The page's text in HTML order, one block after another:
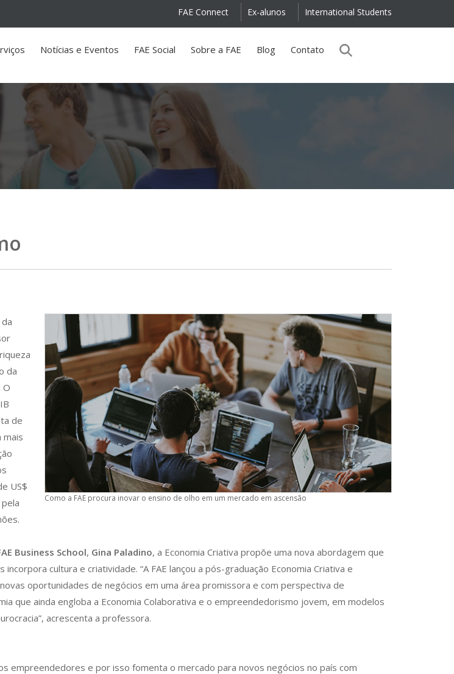
International Students
Ex-alunos
FAE Connect
Notícias e Eventos FAE Social Sobre a FAE Blog Contato
Como a FAE procura inovar o ensino de olho em um mercado em ascensão
da
O
de
mais
US$
Business School, Gina Paladino, a Economia Criativa propõe uma nova abordagem que
cultura e criatividade. “A FAE lançou a pós-graduação Economia Criativa e
oportunidades de negócios em uma área promissora e com perspectiva de
que ainda engloba a Economia Colaborativa e o empreendedorismo jovem, em modelos
acrescenta a professora.
empreendedores e por isso fomenta o mercado para novos negócios no país com